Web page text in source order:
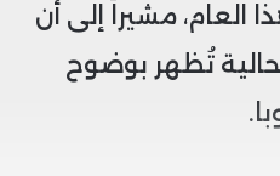
العام، مشيراً إلى أن
تُظهر بوضوح